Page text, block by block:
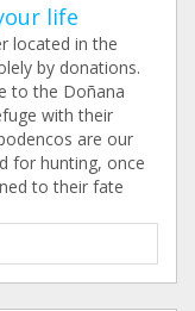
life
located in the
by donations.
to the Doñana
with their
are our
for hunting, once
to their fate